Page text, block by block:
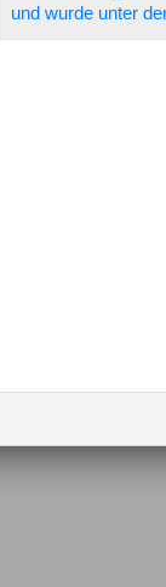
und wurde unter